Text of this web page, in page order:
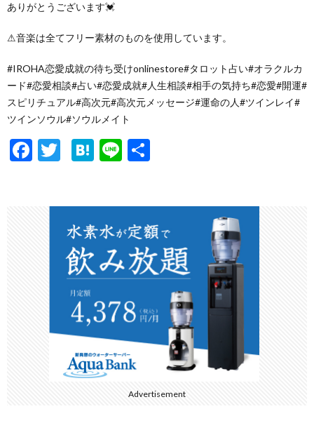
ありがとうございます💓
⚠︎音楽は全てフリー素材のものを使用しています。
#IROHA恋愛成就の待ち受けonlinestore#タロット占い#オラクルカ
ード#恋愛相談#占い#恋愛成就#人生相談#相手の気持ち#恋愛#開運#
スピリチュアル#高次元#高次元メッセージ#運命の人#ツインレイ#
ツインソウル#ソウルメイト
F
T
er
H
n
a
Li
Advertisement